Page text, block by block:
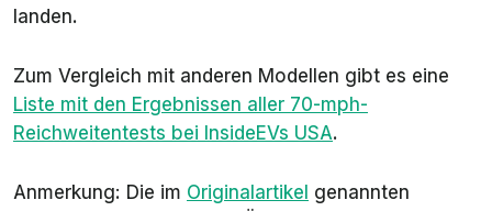
landen.
Zum Vergleich mit anderen Modellen gibt es eine
Liste mit den Ergebnissen aller 70-mph-
Reichweitentests bei InsideEVs USA.
Anmerkung: Die im Originalartikel genannten